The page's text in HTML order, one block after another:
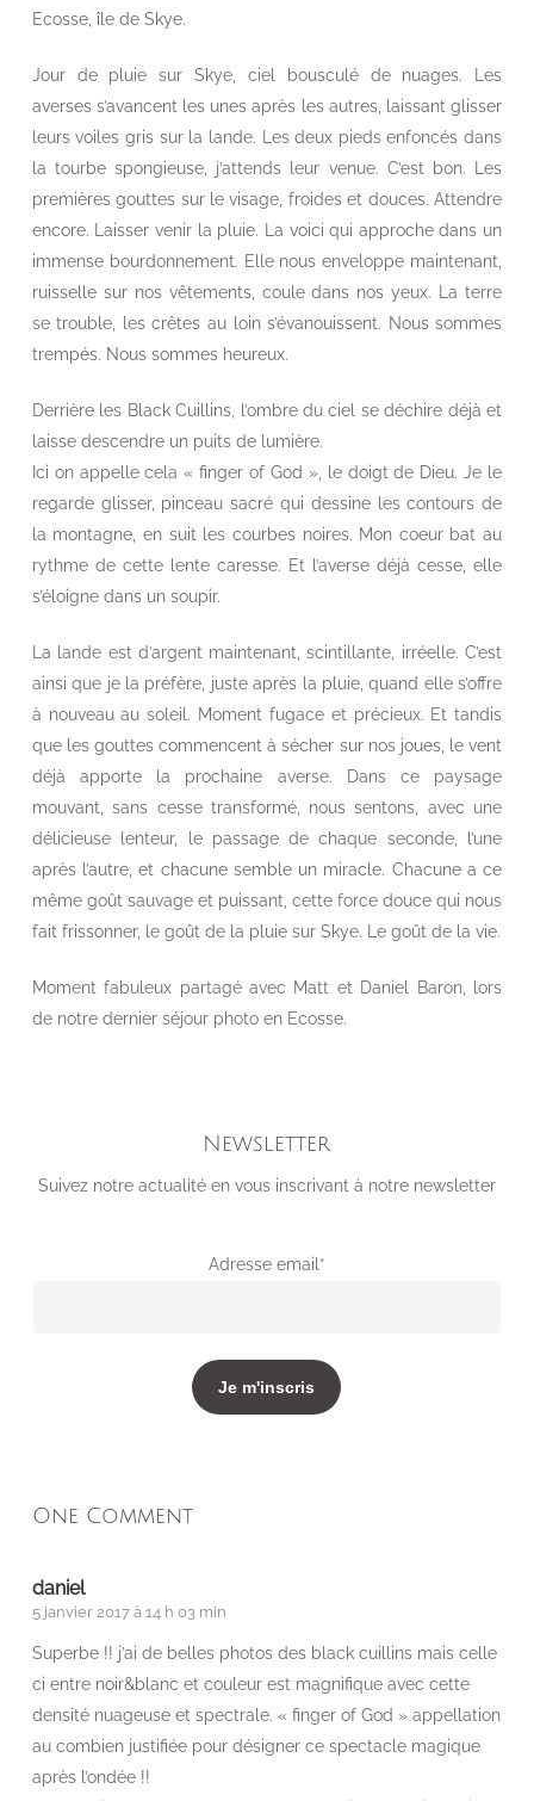
Ecosse, île de Skye.
Jour de pluie sur Skye, ciel bousculé de nuages. Les
averses s’avancent les unes après les autres, laissant glisser
leurs voiles gris sur la lande. Les deux pieds enfoncés dans
la tourbe spongieuse, j’attends leur venue. C’est bon. Les
premières gouttes sur le visage, froides et douces. Attendre
encore. Laisser venir la pluie. La voici qui approche dans un
immense bourdonnement. Elle nous enveloppe maintenant,
ruisselle sur nos vêtements, coule dans nos yeux. La terre
se trouble, les crêtes au loin s’évanouissent. Nous sommes
trempés. Nous sommes heureux.
Derrière les Black Cuillins, l’ombre du ciel se déchire déjà et
laisse descendre un puits de lumière.
Ici on appelle cela « finger of God », le doigt de Dieu. Je le
regarde glisser, pinceau sacré qui dessine les contours de
la montagne, en suit les courbes noires. Mon coeur bat au
rythme de cette lente caresse. Et l’averse déjà cesse, elle
s’éloigne dans un soupir.
La lande est d’argent maintenant, scintillante, irréelle. C’est
ainsi que je la préfère, juste après la pluie, quand elle s’offre
à nouveau au soleil. Moment fugace et précieux. Et tandis
que les gouttes commencent à sécher sur nos joues, le vent
déjà apporte la prochaine averse. Dans ce paysage
mouvant, sans cesse transformé, nous sentons, avec une
délicieuse lenteur, le passage de chaque seconde, l’une
après l’autre, et chacune semble un miracle. Chacune a ce
même goût sauvage et puissant, cette force douce qui nous
fait frissonner, le goût de la pluie sur Skye. Le goût de la vie.
Moment fabuleux partagé avec Matt et Daniel Baron, lors
de notre dernier séjour photo en Ecosse.
Newsletter
Suivez notre actualité en vous inscrivant à notre newsletter
Adresse email*
One Comment
daniel
5 janvier 2017 à 14 h 03 min
Superbe !! j’ai de belles photos des black cuillins mais celle
ci entre noir&blanc et couleur est magnifique avec cette
densité nuageuse et spectrale. « finger of God » appellation
au combien justifiée pour désigner ce spectacle magique
après l’ondée !!